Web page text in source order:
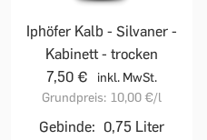
Iphöfer Kalb - Silvaner -
Kabinett - trocken
7,50 €
inkl. MwSt.
Grundpreis: 10,00 €/l
Gebinde: 0,75 Liter